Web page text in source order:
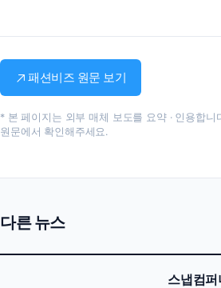
문의 솔루션 복수 선택 가능
스
패션비즈 원문 보기
* 본 페이지는 외부 매체 보도를 요약 · 인용합
원문에서 확인해주세요.
다른 뉴스
스냅컴퍼